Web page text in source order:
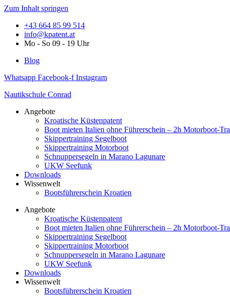
Zum Inhalt springen
+43 664 85 99 514
info@kpatent.at
Mo - So 09 - 19 Uhr
Blog
Whatsapp Facebook-f Instagram
Nautikschule Conrad
Angebote
Kroatische Küstenpatent
Boot mieten Italien ohne Führerschein – 2h Motorboot-
Skippertraining Segelboot
Skippertraining Motorboot
Schnuppersegeln in Marano Lagunare
UKW Seefunk
Downloads
Wissenwelt
Bootsführerschein Kroatien
Angebote
Kroatische Küstenpatent
Boot mieten Italien ohne Führerschein – 2h Motorboot-
Skippertraining Segelboot
Skippertraining Motorboot
Schnuppersegeln in Marano Lagunare
UKW Seefunk
Downloads
Wissenwelt
Bootsführerschein Kroatien